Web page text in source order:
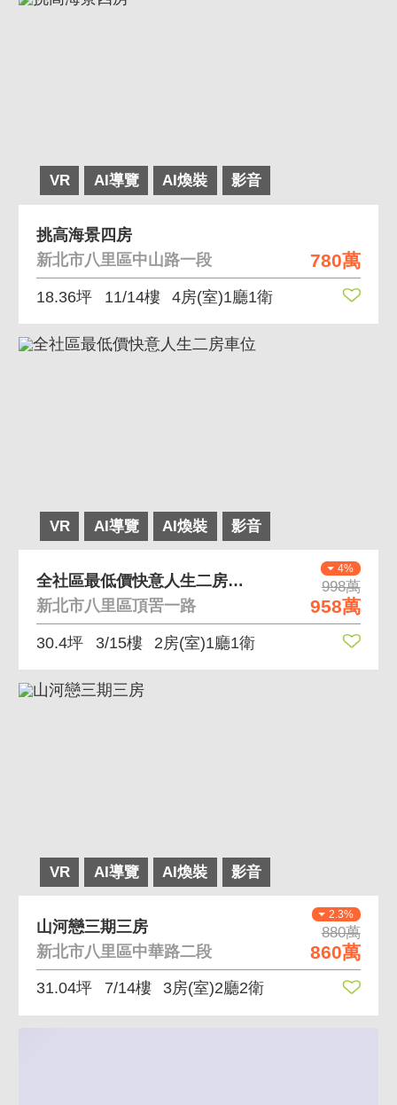
VR AI導覽 AI煥裝 影音
780萬
挑高海景四房
新北市八里區中山路一段
18.36坪 11/14樓 4房(室)1廳1衛
VR AI導覽 AI煥裝 影音
4%
998萬
958萬
全社區最低價快意人生二房車位
新北市八里區頂罟一路
30.4坪 3/15樓 2房(室)1廳1衛
VR AI導覽 AI煥裝 影音
2.3%
880萬
860萬
山河戀三期三房
新北市八里區中華路二段
31.04坪 7/14樓 3房(室)2廳2衛